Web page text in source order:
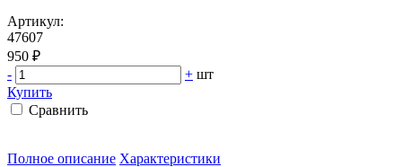
Артикул:
47607
950 ₽
-
+ шт
Купить
Сравнить
Полное описание Характеристики